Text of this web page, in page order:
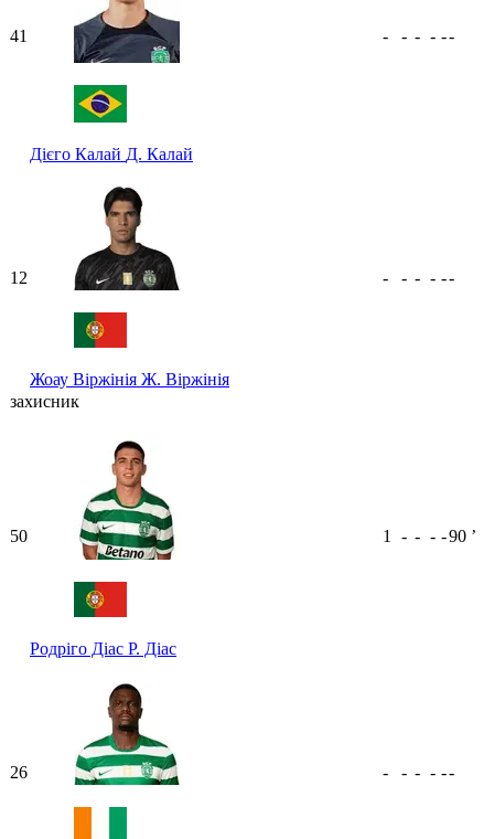
41
Дієго Калай Д. Калай
- - - - --
12
Жоау Віржінія Ж. Віржінія
- - - - --
захисник
50
Родріго Діас Р. Діас
1 - - - -90 ʼ
26 - - - - --